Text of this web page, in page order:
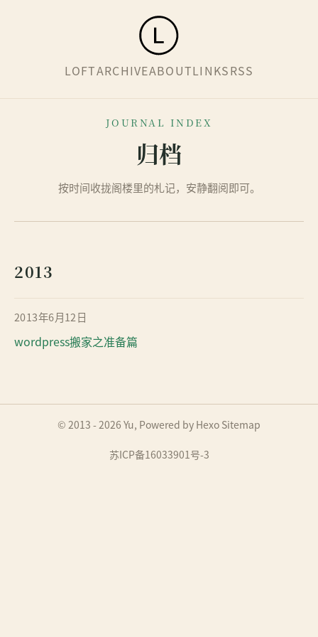
LOFTARCHIVEABOUTLINKSRSS
JOURNAL INDEX
归档
按时间收拢阁楼里的札记，安静翻阅即可。
2013
2013年6月12日
wordpress搬家之准备篇
© 2013 - 2026 Yu, Powered by Hexo Sitemap
苏ICP备16033901号-3